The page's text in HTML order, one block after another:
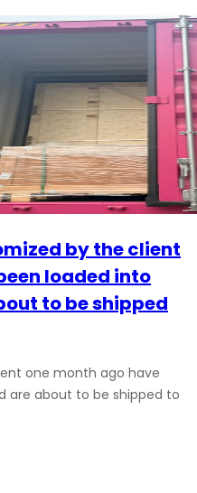
by the client
loaded into
to be shipped
one month ago have
are about to be shipped to